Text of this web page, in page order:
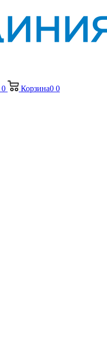
0 Корзина0 0